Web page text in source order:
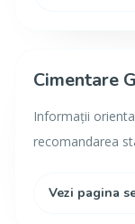
Cimentare
Informații
recomandarea
Vezi pagina